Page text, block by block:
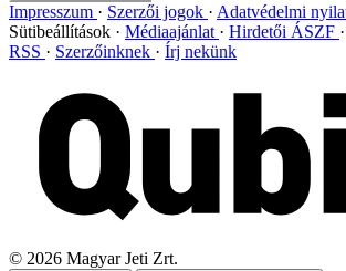
Impresszum Szerzői jogok
Adatvédelmi
Sütibeállítások
Médiaajánlat Hirdetői ÁSZF
RSS
Szerzőinknek Írj nekünk
© 2026 Magyar Jeti Zrt.